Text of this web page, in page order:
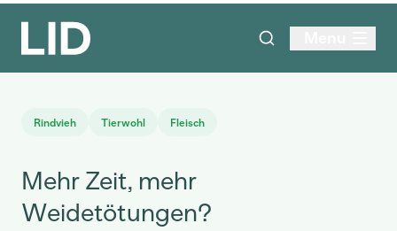
Rindvieh Tierwohl Fleisch
Mehr Zeit, mehr
Weidetötungen?